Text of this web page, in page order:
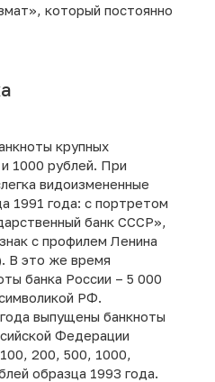
который постоянно
крупных
1000 рублей. При
видоизмененные
1991 года: с портретом
банк СССР»,
с профилем Ленина
В это же время
банка России – 5 000
РФ.
выпущены банкноты
Федерации
200, 500, 1000,
образца 1993 года.